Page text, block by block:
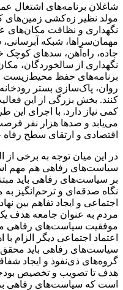
شاغلان برنامه‌های اشتغال
مولد نظیر زه‌کشی زمین‌های
نگهداری و نظافت مکان‌های
مهمان‌سراها، شبکه
جاده، راه‌آهن، سدهای کوچک
نگهداری از سالخوردگان،
برنامه‌های حفظ محیط‌زیست
روان، پاک‌سازی بستر
کنند. بخش بزرگی از این
کمی نیاز دارد. با اجرای این
می‌یابد و صدها هزار نفر
اقتصادی و ارتقای سطح
در این میان توجه به برخی
سیاست‌های رفاهی هم مهم
بر سیاست‌های رفاهی باید
نگاه صدقه‌ای و ترحم‌انگیز
اجتماعی و ایجاد تفاهم بین
مردم به عنوان جامعه هدف
موفقیت سیاست‌های رفاهی
اعتماد اجتماعی دیگر الزام
سیاست‌های رفاهی باید محقق
گروه‌های ذی‌نفوذ و ایجاد
هدف تا تصویب و تخصیص بودجه
است که سیاست‌های رفاهی